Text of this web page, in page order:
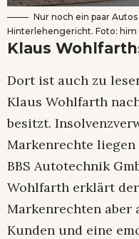
Nur noch ein paar
Hinterlehengericht. Foto: him
Klaus
Dort ist auch zu
Klaus Wohlfarth
besitzt.
Markenrechte
BBS Autotechnik
Wohlfarth erklärt der
Markenrechten aber
Kunden und eine